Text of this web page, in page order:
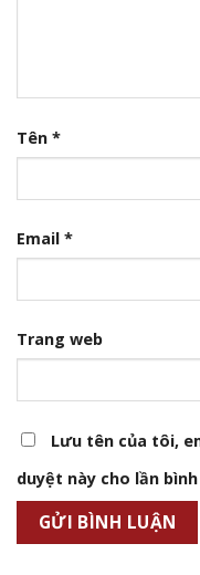
Tên *
Email *
Trang web
Lưu tên của tôi,
duyệt này cho lần